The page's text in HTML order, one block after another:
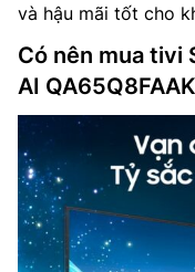
và hậu mãi tốt cho
Có nên mua tivi
AI